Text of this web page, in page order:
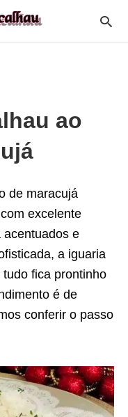
ao
de maracujá
excelente
acentuados e
a iguaria
fica prontinho
é de
conferir o passo